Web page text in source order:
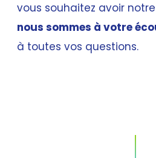
vous souhaitez avoir
nous sommes à votre
à toutes vos questions.